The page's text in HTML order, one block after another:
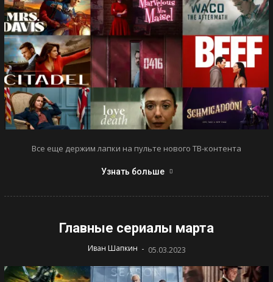
Все еще держим лапки на пульте нового ТВ-контента
Узнать больше
Главные сериалы марта
Иван Шапкин - 05.03.2023